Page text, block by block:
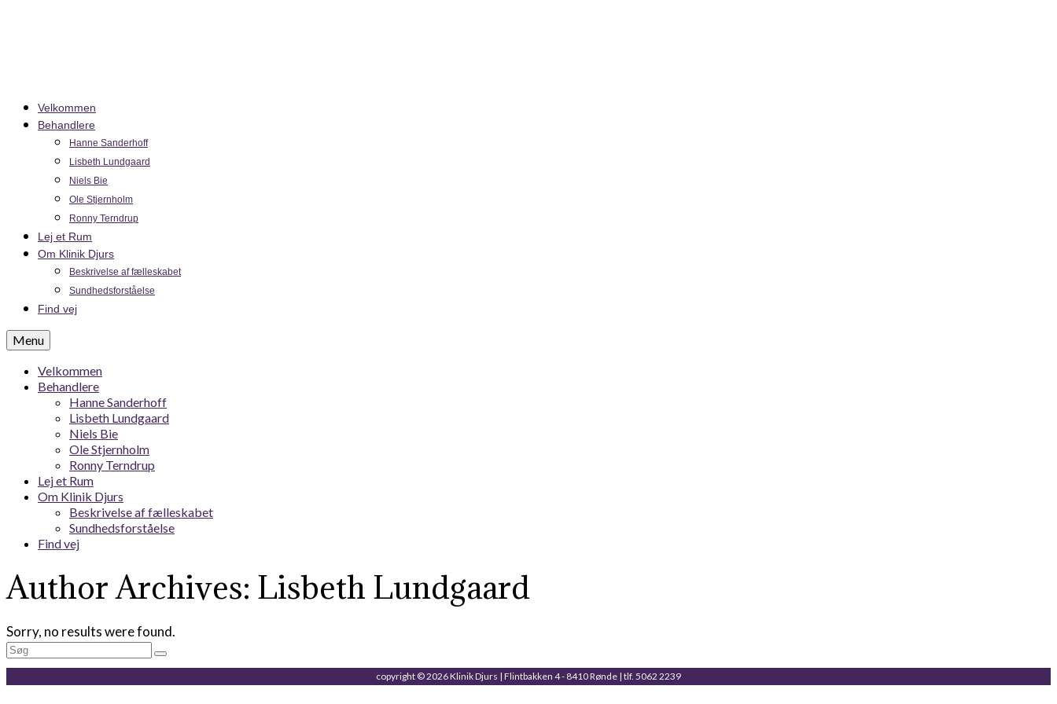
Velkommen
Behandlere
Hanne Sanderhoff
Lisbeth Lundgaard
Niels Bie
Ole Stjernholm
Ronny Terndrup
Lej et Rum
Om Klinik Djurs
Beskrivelse af fælleskabet
Sundhedsforståelse
Find vej
Menu
Velkommen
Behandlere
Hanne Sanderhoff
Lisbeth Lundgaard
Niels Bie
Ole Stjernholm
Ronny Terndrup
Lej et Rum
Om Klinik Djurs
Beskrivelse af fælleskabet
Sundhedsforståelse
Find vej
Author Archives: Lisbeth Lundgaard
Sorry, no results were found.
Search
for:
copyright © 2026 Klinik Djurs | Flintbakken 4 - 8410 Rønde | tlf. 5062 2239